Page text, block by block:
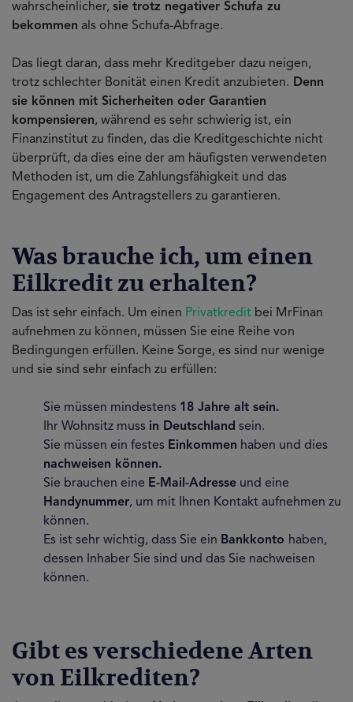
wahrscheinlicher, sie trotz negativer Schufa zu
bekommen als ohne Schufa-Abfrage.
Das liegt daran, dass mehr Kreditgeber dazu neigen,
trotz schlechter Bonität einen Kredit anzubieten. Denn
sie können mit Sicherheiten oder Garantien
kompensieren, während es sehr schwierig ist, ein
Finanzinstitut zu finden, das die Kreditgeschichte nicht
überprüft, da dies eine der am häufigsten verwendeten
Methoden ist, um die Zahlungsfähigkeit und das
Engagement des Antragstellers zu garantieren.
Was brauche ich, um einen
Eilkredit zu erhalten?
Das ist sehr einfach. Um einen Privatkredit bei MrFinan
aufnehmen zu können, müssen Sie eine Reihe von
Bedingungen erfüllen. Keine Sorge, es sind nur wenige
und sie sind sehr einfach zu erfüllen:
Sie müssen mindestens 18 Jahre alt sein.
Ihr Wohnsitz muss in Deutschland sein.
Sie müssen ein festes Einkommen haben und dies
nachweisen können.
Sie brauchen eine E-Mail-Adresse und eine
Handynummer, um mit Ihnen Kontakt aufnehmen zu
können.
Es ist sehr wichtig, dass Sie ein Bankkonto haben,
dessen Inhaber Sie sind und das Sie nachweisen
können.
Gibt es verschiedene Arten
von Eilkrediten?